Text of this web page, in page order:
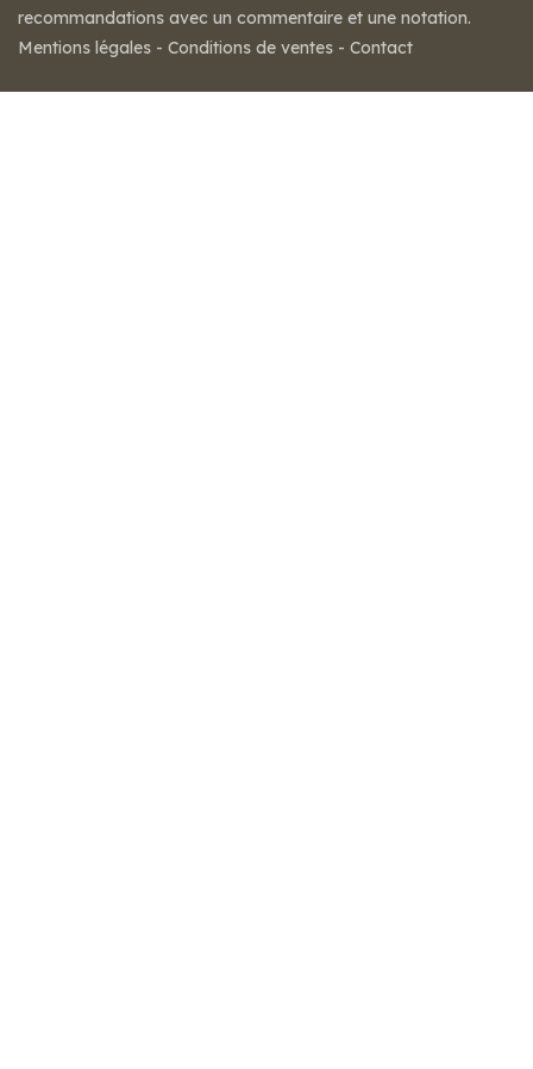
recommandations avec un commentaire et une notation.
Mentions légales - Conditions de ventes - Contact